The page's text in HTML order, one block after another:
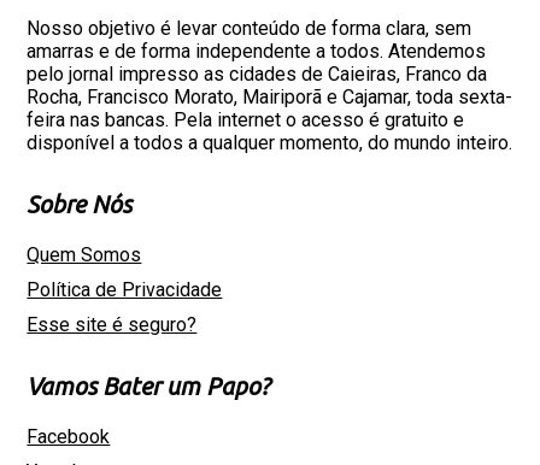
Nosso objetivo é levar conteúdo de forma clara, sem
amarras e de forma independente a todos. Atendemos
pelo jornal impresso as cidades de Caieiras, Franco da
Rocha, Francisco Morato, Mairiporã e Cajamar, toda sexta-
feira nas bancas. Pela internet o acesso é gratuito e
disponível a todos a qualquer momento, do mundo inteiro.
Sobre Nós
Quem Somos
Política de Privacidade
Esse site é seguro?
Vamos Bater um Papo?
Facebook